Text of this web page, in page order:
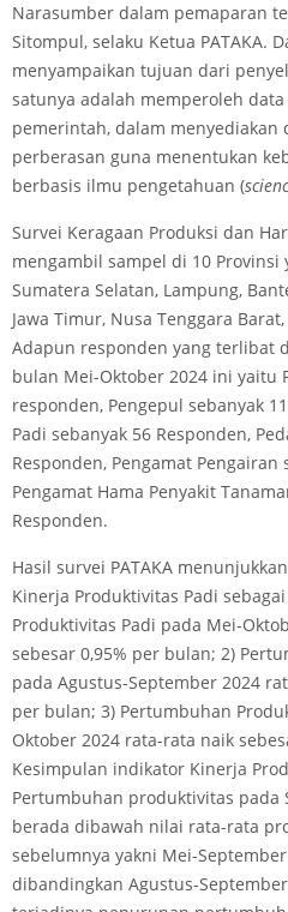
Narasumber dalam pemaparan
Sitompul, selaku Ketua PATAKA.
menyampaikan tujuan dari
satunya adalah memperoleh
pemerintah, dalam
perberasan guna menentukan
berbasis ilmu pengetahuan (
Survei Keragaan Produksi dan
mengambil sampel di 10 Provinsi
Sumatera Selatan, Lampung,
Jawa Timur, Nusa Tenggara
Adapun responden yang terlibat
bulan Mei-Oktober 2024 ini yaitu
responden, Pengepul sebanyak
Padi sebanyak 56 Responden,
Responden, Pengamat
Pengamat Hama Penyakit
Responden.
Hasil survei PATAKA
Kinerja Produktivitas Padi
Produktivitas Padi pada Mei-
sebesar 0,95% per bulan; 2)
pada Agustus-September 2024
per bulan; 3) Pertumbuhan
Oktober 2024 rata-rata naik
Kesimpulan indikator Kinerja
Pertumbuhan produktivitas pada
berada dibawah nilai rata-rata
sebelumnya yakni Mei-
dibandingkan Agustus-